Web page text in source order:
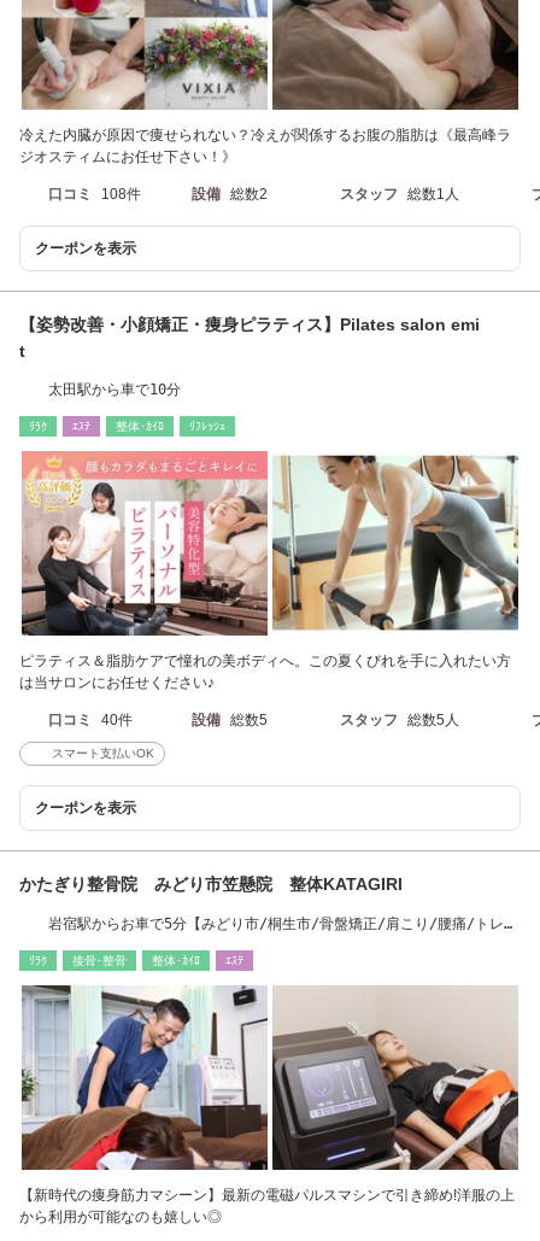
冷えた内臓が原因で痩せられない？冷えが関係するお腹の脂肪は《最高峰ラ
ジオスティムにお任せ下さい！》
口コミ 108件 設備 総数2 スタッフ 総数1人
クーポンを表示
【姿勢改善・小顔矯正・痩身ピラティス】Pilates salon emi
t
太田駅から車で10分
ﾘﾗｸ ｴｽﾃ 整体･ｶｲﾛ ﾘﾌﾚｯｼｭ
ピラティス＆脂肪ケアで憧れの美ボディへ。この夏くびれを手に入れたい方
は当サロンにお任せください♪
口コミ 40件 設備 総数5 スタッフ 総数5人
スマート支払いOK
クーポンを表示
かたぎり整骨院 みどり市笠懸院 整体KATAGIRI
岩宿駅からお車で5分【みどり市/桐生市/骨盤矯正/肩こり/腰痛/トレー
ﾘﾗｸ 接骨･整骨 整体･ｶｲﾛ ｴｽﾃ
【新時代の痩身筋力マシーン】最新の電磁パルスマシンで引き締め!洋服の上
から利用が可能なのも嬉しい◎